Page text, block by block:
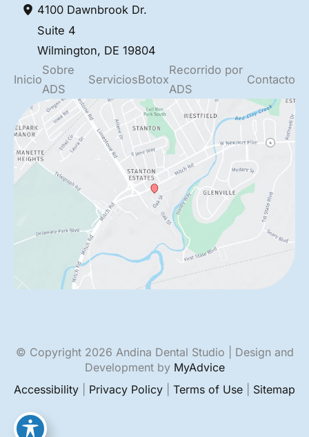
4100 Dawnbrook Dr.
Suite 4
Wilmington, DE19804
Inicio
Sobre
ADS
ServiciosBotox
Recorrido por
ADS
Contacto
© Copyright 2026 Andina Dental Studio | Design and
Development by MyAdvice
Accessibility
Privacy Policy Terms of Use Sitemap